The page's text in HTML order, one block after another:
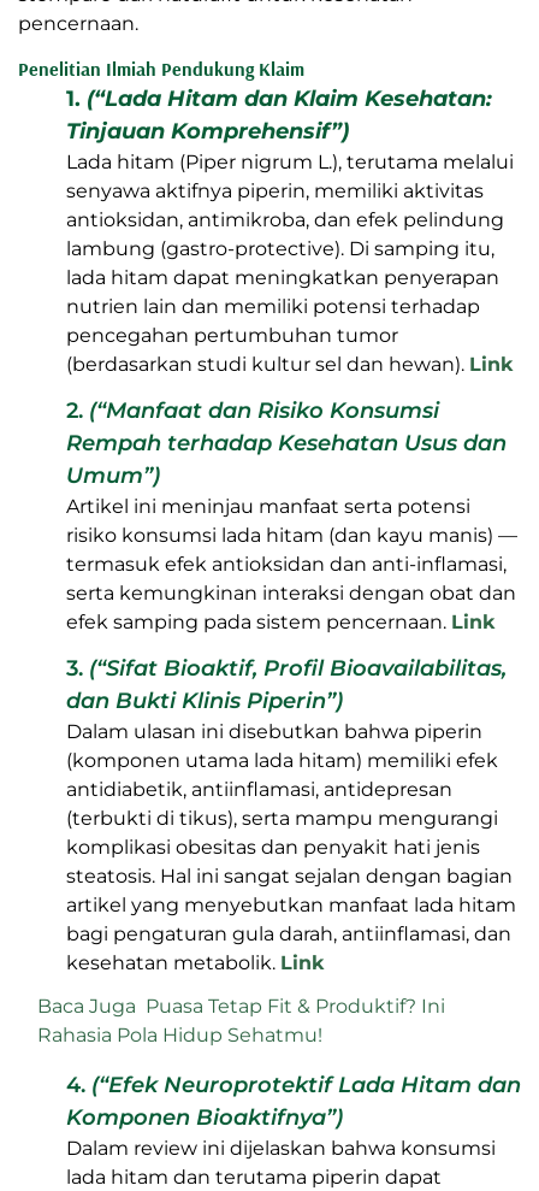
pencernaan.
Penelitian Ilmiah Pendukung Klaim
1. (“Lada Hitam dan Klaim Kesehatan:
Tinjauan Komprehensif”)
Lada hitam (Piper nigrum L.), terutama melalui
senyawa aktifnya piperin, memiliki aktivitas
antioksidan, antimikroba, dan efek pelindung
lambung (gastro-protective). Di samping itu,
lada hitam dapat meningkatkan penyerapan
nutrien lain dan memiliki potensi terhadap
pencegahan pertumbuhan tumor
(berdasarkan studi kultur sel dan hewan). Link
2. (“Manfaat dan Risiko Konsumsi
Rempah terhadap Kesehatan Usus dan
Umum”)
Artikel ini meninjau manfaat serta potensi
risiko konsumsi lada hitam (dan kayu manis) —
termasuk efek antioksidan dan anti-inflamasi,
serta kemungkinan interaksi dengan obat dan
efek samping pada sistem pencernaan. Link
3. (“Sifat Bioaktif, Profil Bioavailabilitas,
dan Bukti Klinis Piperin”)
Dalam ulasan ini disebutkan bahwa piperin
(komponen utama lada hitam) memiliki efek
antidiabetik, antiinflamasi, antidepresan
(terbukti di tikus), serta mampu mengurangi
komplikasi obesitas dan penyakit hati jenis
steatosis. Hal ini sangat sejalan dengan bagian
artikel yang menyebutkan manfaat lada hitam
bagi pengaturan gula darah, antiinflamasi, dan
kesehatan metabolik. Link
Baca Juga Puasa Tetap Fit & Produktif? Ini
Rahasia Pola Hidup Sehatmu!
4. (“Efek Neuroprotektif Lada Hitam dan
Komponen Bioaktifnya”)
Dalam review ini dijelaskan bahwa konsumsi
lada hitam dan terutama piperin dapat